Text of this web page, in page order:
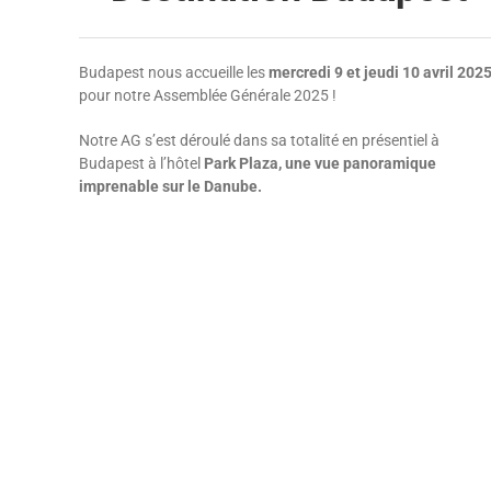
Budapest nous accueille lesmercredi 9 et jeudi 10 avril 2025
pour notre Assemblée Générale 2025 !
Notre AG s’est déroulé dans sa totalité en présentiel à
Budapest à l’hôtel Park Plaza, une vue panoramique
imprenable sur le Danube.